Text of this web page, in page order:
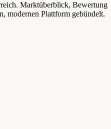
Marktüberblick, Bewertung
modernen Plattform gebündelt.